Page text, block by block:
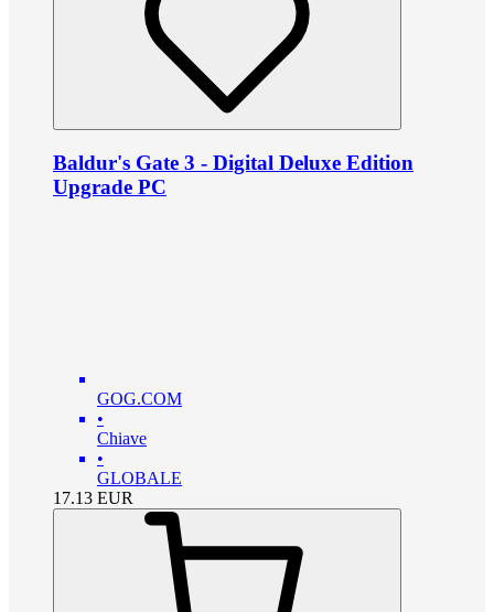
Baldur's Gate 3 - Digital Deluxe Edition
Upgrade PC
GOG.COM
•
Chiave
•
GLOBALE
17.13 EUR